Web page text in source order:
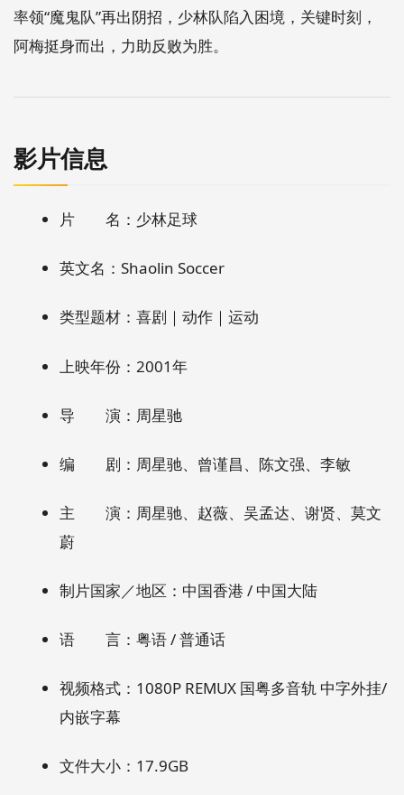
率领“魔鬼队”再出阴招，少林队陷入困境，关键时刻，
阿梅挺身而出，力助反败为胜。
影片信息
片 名：少林足球
英文名：Shaolin Soccer
类型题材：喜剧｜动作｜运动
上映年份：2001年
导 演：周星驰
编 剧：周星驰、曾谨昌、陈文强、李敏
主 演：周星驰、赵薇、吴孟达、谢贤、莫文
蔚
制片国家／地区：中国香港 / 中国大陆
语 言：粤语 / 普通话
视频格式：1080P REMUX 国粤多音轨 中字外挂/
内嵌字幕
文件大小：17.9GB